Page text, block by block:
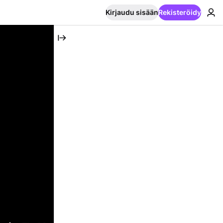
Kirjaudu sisäänRekisteröidy